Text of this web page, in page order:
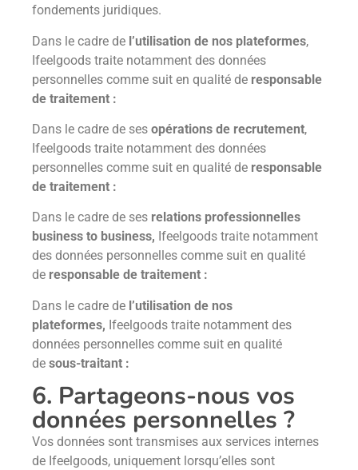
fondements juridiques.
Dans le cadre de l’utilisation de nos plateformes,
Ifeelgoods traite notamment des données
personnelles comme suit en qualité de responsable
de traitement :
Dans le cadre de ses opérations de recrutement,
Ifeelgoods traite notamment des données
personnelles comme suit en qualité de responsable
de traitement :
Dans le cadre de ses relations professionnelles
business to business, Ifeelgoods traite notamment
des données personnelles comme suit en qualité
de responsable de traitement :
Dans le cadre de l’utilisation de nos
plateformes, Ifeelgoods traite notamment des
données personnelles comme suit en qualité
de sous-traitant :
6. Partageons-nous vos
données personnelles ?
Vos données sont transmises aux services internes
de Ifeelgoods, uniquement lorsqu’elles sont